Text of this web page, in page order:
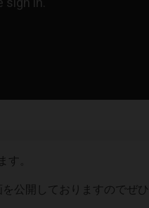
す。
公開しておりますのでぜひ